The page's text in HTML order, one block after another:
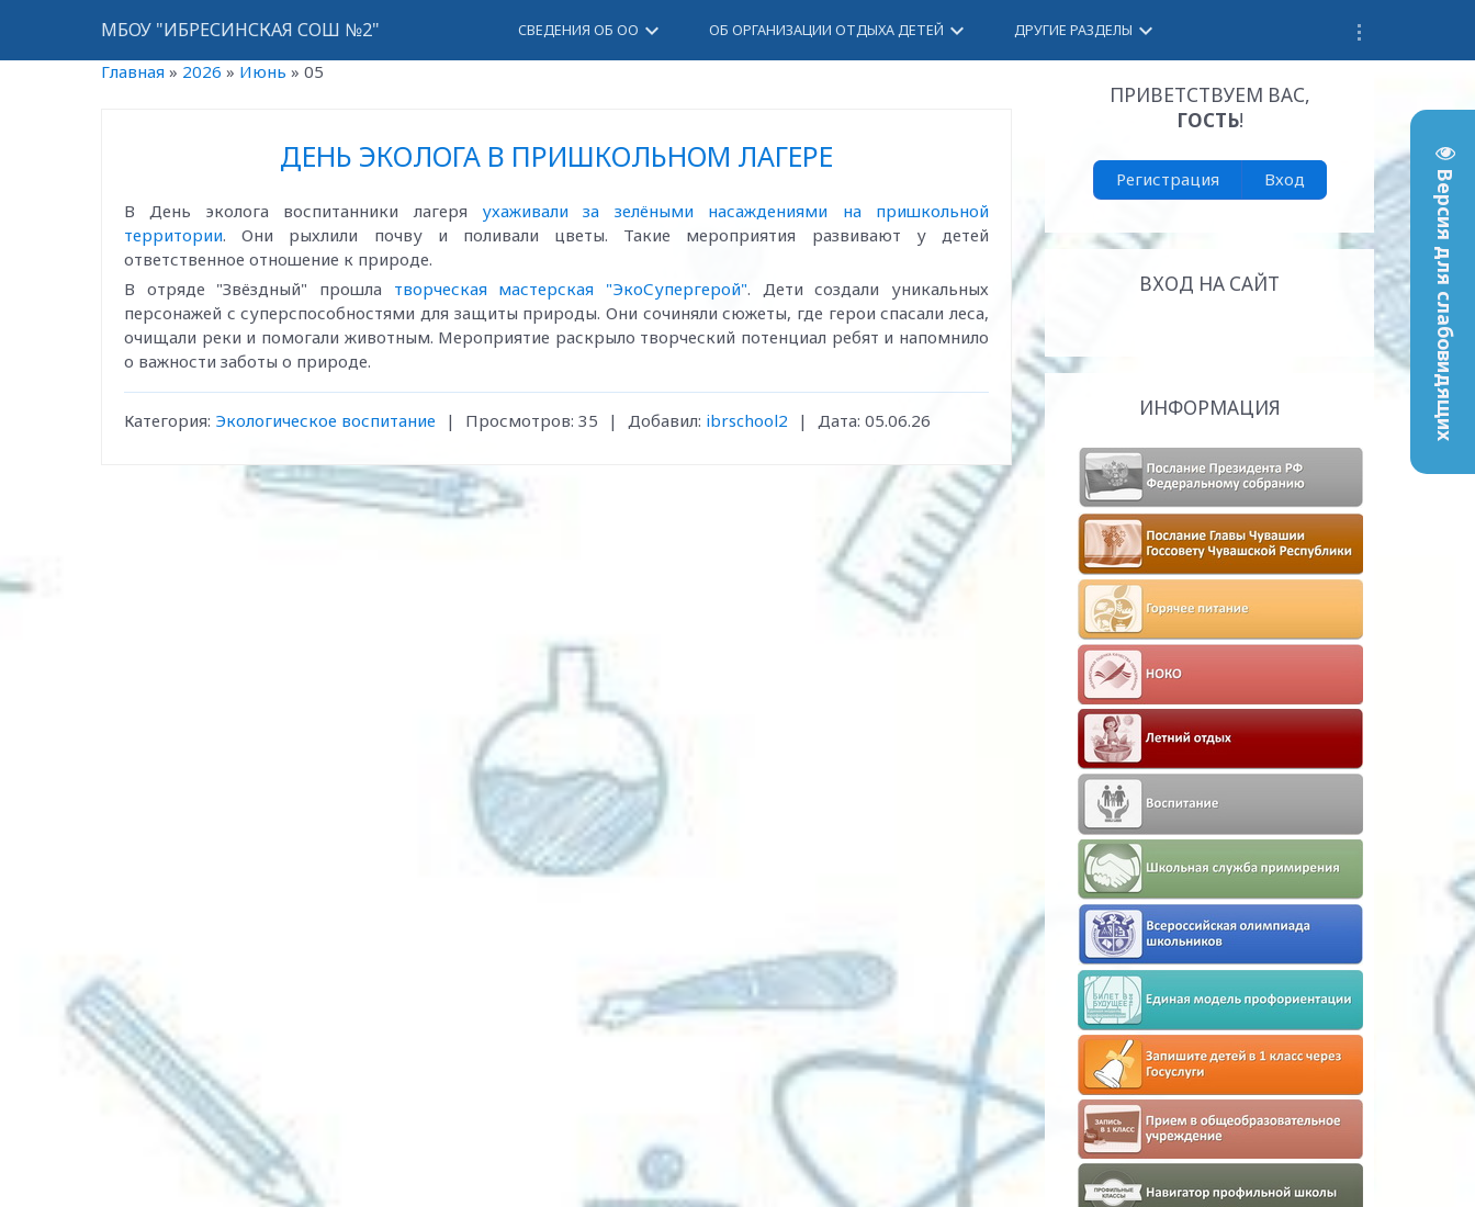
Версия для слабовидящих
МБОУ "ИБРЕСИНСКАЯ СОШ №2" СВЕДЕНИЯ ОБ ОО keyboard_arrow_down ОБ ОРГАНИЗАЦИИ ОТДЫХА ДЕТЕЙ keyboard_arrow_down ДРУГИЕ РАЗДЕЛЫ keyboard_arrow_down
Главная » 2026 » Июнь » 05
ДЕНЬ ЭКОЛОГА В ПРИШКОЛЬНОМ ЛАГЕРЕ
В День эколога воспитанники лагеря ухаживали за зелёными насаждениями на пришкольной
территории. Они рыхлили почву и поливали цветы. Такие мероприятия развивают у детей
ответственное отношение к природе.
В отряде "Звёздный" прошла творческая мастерская "ЭкоСупергерой". Дети создали уникальных
персонажей с суперспособностями для защиты природы. Они сочиняли сюжеты, где герои спасали леса,
очищали реки и помогали животным. Мероприятие раскрыло творческий потенциал ребят и напомнило
о важности заботы о природе.
Категория: Экологическое воспитание | Просмотров: 35 | Добавил: ibrschool2 | Дата: 05.06.26
ПРИВЕТСТВУЕМ ВАС,
ГОСТЬ!
Регистрация Вход
ВХОД НА САЙТ
ИНФОРМАЦИЯ